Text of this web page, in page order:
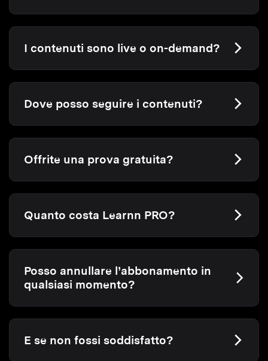
I contenuti sono live o on-demand?
Dove posso seguire i contenuti?
Offrite una prova gratuita?
Quanto costa Learnn PRO?
Posso annullare l’abbonamento in
qualsiasi momento?
E se non fossi soddisfatto?